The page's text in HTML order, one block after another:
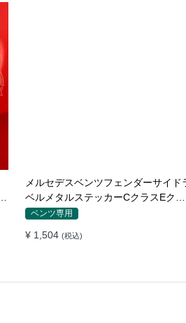
オリジナルのBMW316 325 328i 335
330 320iBMW車のラベルステッカー
エンブレム バッチ ロゴ
BMW専用
¥ 5,200 (税込)